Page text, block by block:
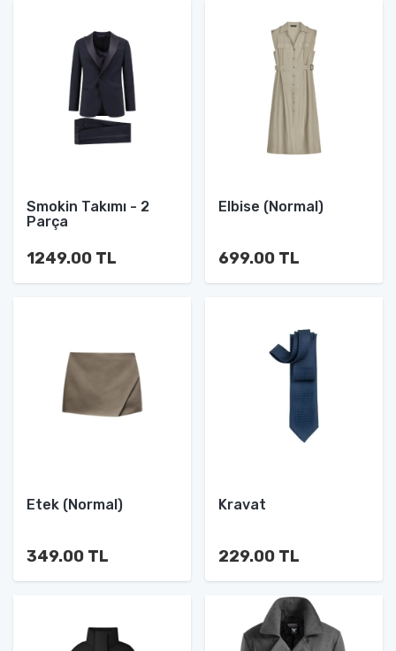
Smokin Takımı - 2
Parça
1249.00 TL
Elbise (Normal)
699.00 TL
Etek (Normal)
349.00 TL
Kravat
229.00 TL